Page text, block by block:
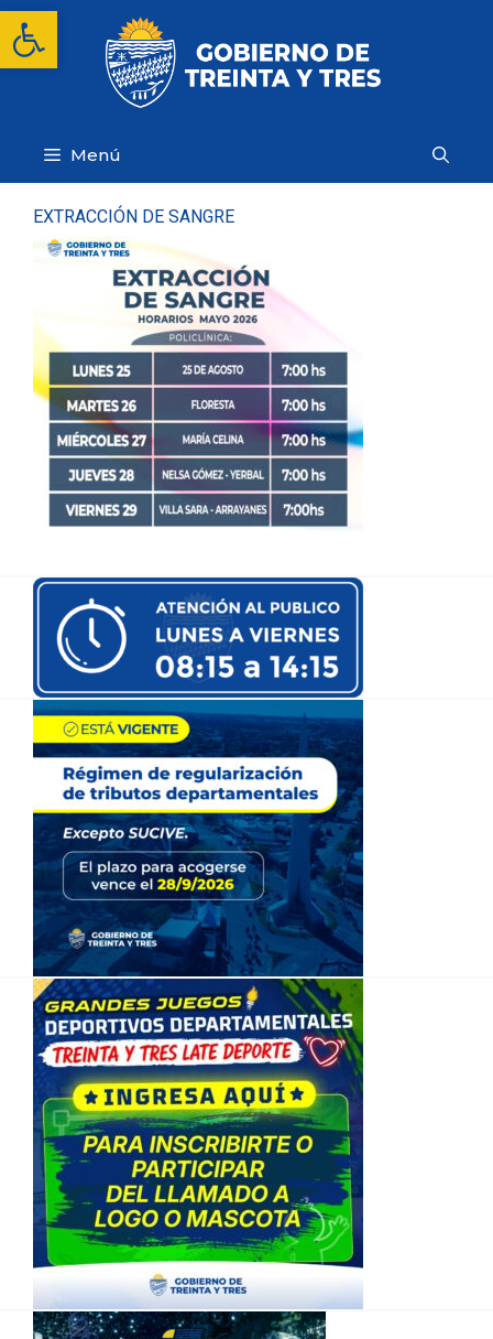
Abrir barra de herramientas
Saltar
contenido
Menú
EXTRACCIÓN DE SANGRE